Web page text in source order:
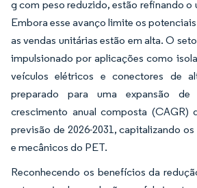
g com peso reduzido, estão refinando o
Embora esse avanço limite os
as vendas unitárias estão em alta. O
impulsionado por aplicações como
veículos elétricos e conectores de
preparado para uma expansão
crescimento anual composta (CAGR)
previsão de 2026-2031, capitalizando
e mecânicos do PET.
Reconhecendo os benefícios da